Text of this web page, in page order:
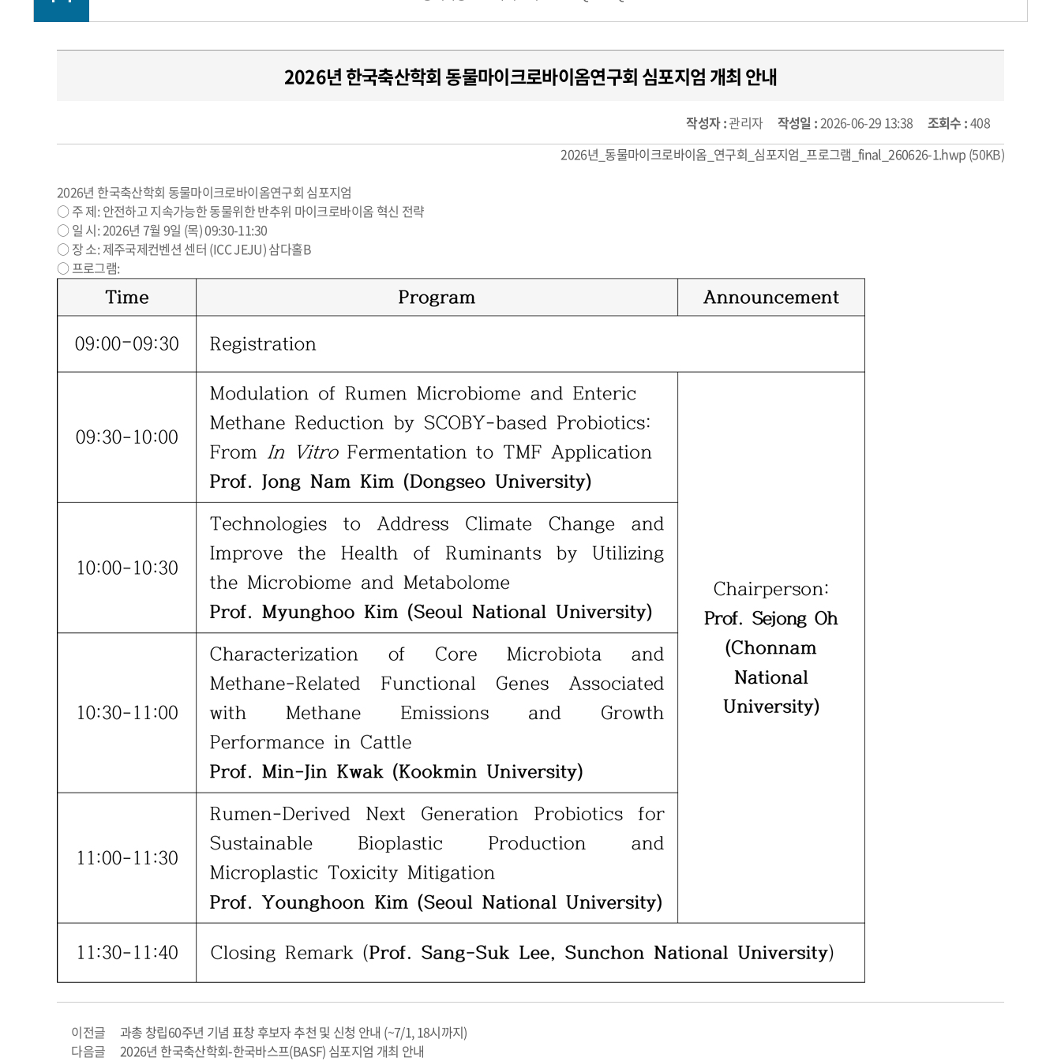
2026년 한국축산학회 동물마이크로바이옴연구회 심포지엄 개최 안내
작성자 :관리자 작성일 :2026-06-29 13:38 조회수 :408
2026년_동물마이크로바이옴_연구회_심포지엄_프로그램_final_260626-1.hwp (50KB)
2026년 한국축산학회 동물마이크로바이옴연구회 심포지엄
○ 주 제: 안전하고 지속가능한 동물위한 반추위 마이크로바이옴 혁신 전략
○ 일 시: 2026년 7월 9일 (목) 09:30-11:30
○ 장 소: 제주국제컨벤션 센터 (ICC JEJU) 삼다홀B
○ 프로그램:
이전글
과총 창립60주년 기념 표창 후보자 추천 및 신청 안내 (~7/1, 18시까지)
다음글
2026년 한국축산학회-한국바스프(BASF) 심포지엄 개최 안내